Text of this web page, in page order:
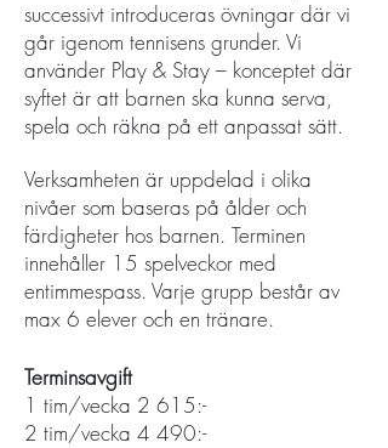
successivt introduceras övningar där vi
går igenom tennisens grunder. Vi
använder Play & Stay – konceptet där
syftet är att barnen ska kunna serva,
spela och räkna på ett anpassat sätt.
Verksamheten är uppdelad i olika
nivåer som baseras på ålder och
färdigheter hos barnen. Terminen
innehåller 15 spelveckor med
entimmespass. Varje grupp består av
max 6 elever och en tränare.
Terminsavgift
1 tim/vecka 2 615:-
2 tim/vecka 4 490:-